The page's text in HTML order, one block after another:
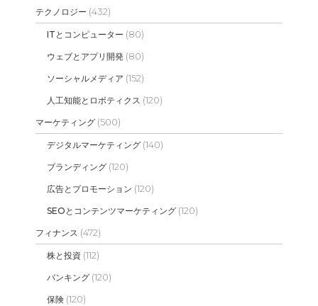
テクノロジー (432)
ITとコンピューター (80)
ウェブとアプリ開発 (80)
ソーシャルメディア (152)
人工知能とロボティクス (120)
マーケティング (500)
デジタルマーケティング (140)
ブランディング (120)
広告とプロモーション (120)
SEOとコンテンツマーケティング (120)
フィナンス (472)
株と投資 (112)
バンキング (120)
保険 (120)